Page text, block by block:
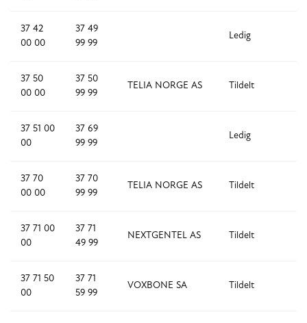
37 42
00 00
37 49
99 99
Ledig
37 50
00 00
37 50
99 99
TELIA NORGE AS Tildelt
37 51 00
00
37 69
99 99
Ledig
37 70
00 00
37 70
99 99
TELIA NORGE AS Tildelt
37 71 00
00
37 71
49 99
NEXTGENTEL AS Tildelt
37 71 50
00
37 71
59 99
VOXBONE SA Tildelt